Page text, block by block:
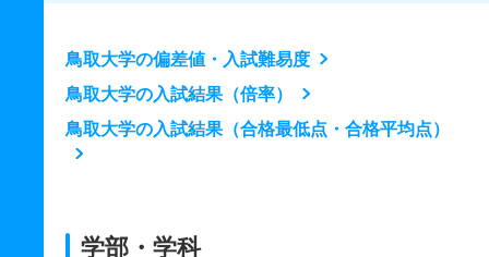
鳥取大学の偏差値・入試難易度
鳥取大学の入試結果（倍率）
鳥取大学の入試結果（合格最低点・合格平均点）
学部・学科